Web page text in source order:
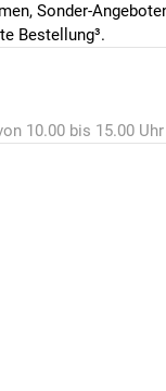
Sonder-
Bestellung³.
10.00 bis 15.00